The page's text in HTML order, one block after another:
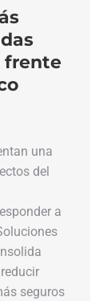
frente
una
del
a
seguros